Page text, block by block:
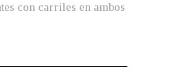
con carriles en ambos